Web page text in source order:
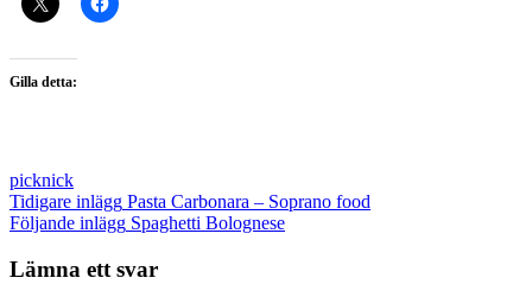
Gilla detta:
picknick
Inläggsnavigering
Tidigare inlägg Pasta Carbonara – Soprano food
Följande inlägg Spaghetti Bolognese
Lämna ett svar